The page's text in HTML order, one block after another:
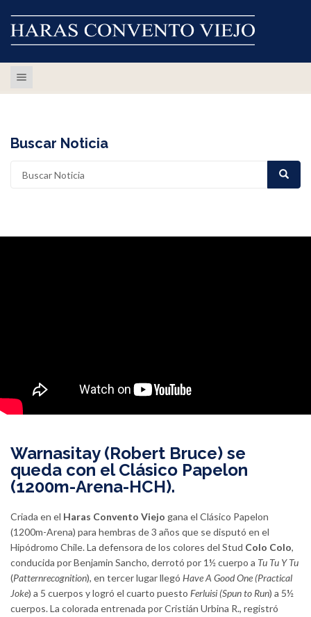
Buscar Noticia
Warnasitay (Robert Bruce) se
queda con el Clásico Papelon
(1200m-Arena-HCH).
Criada en el Haras Convento Viejo gana el Clásico Papelon
(1200m-Arena) para hembras de 3 años que se disputó en el
Hipódromo Chile. La defensora de los colores del Stud Colo Colo,
conducida por Benjamin Sancho, derrotó por 1½ cuerpo a Tu Tu Y Tu
(Patternrecognition), en tercer lugar llegó Have A Good One (Practical
Joke) a 5 cuerpos y logró el cuarto puesto Ferluisi (Spun to Run) a 5½
cuerpos. La colorada entrenada por Cristián Urbina R., registró